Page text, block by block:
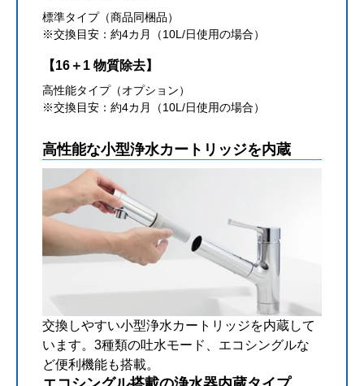
標準タイプ（商品同梱品）
※交換目安：約4カ月（10L/日使用の場合）
【16＋1 物質除去】
高性能タイプ（オプション）
※交換目安：約4カ月（10L/日使用の場合）
高性能な小型浄水カートリッジを内蔵
交換しやすい小型浄水カートリッジを内蔵して
います。3種類の吐水モード、エコシングルな
ど便利機能も搭載。